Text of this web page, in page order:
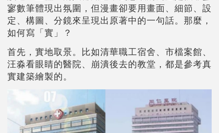
寥數筆體現出氛圍，但漫畫卻要用畫面、細節、設
定、構圖、分鏡來呈現出原著中的一句話。那麼，
如何寫「實」？
首先，實地取景。比如清華職工宿舍、市檔案館、
汪淼看眼睛的醫院、崩潰後去的教堂，都是參考真
實建築繪製的。